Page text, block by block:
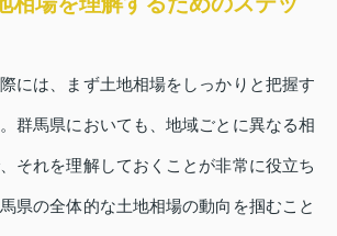
には、まず土地相場をしっかりと把握す
群馬県においても、地域ごとに異なる相
それを理解しておくことが非常に役立ち
県の全体的な土地相場の動向を掴むこと